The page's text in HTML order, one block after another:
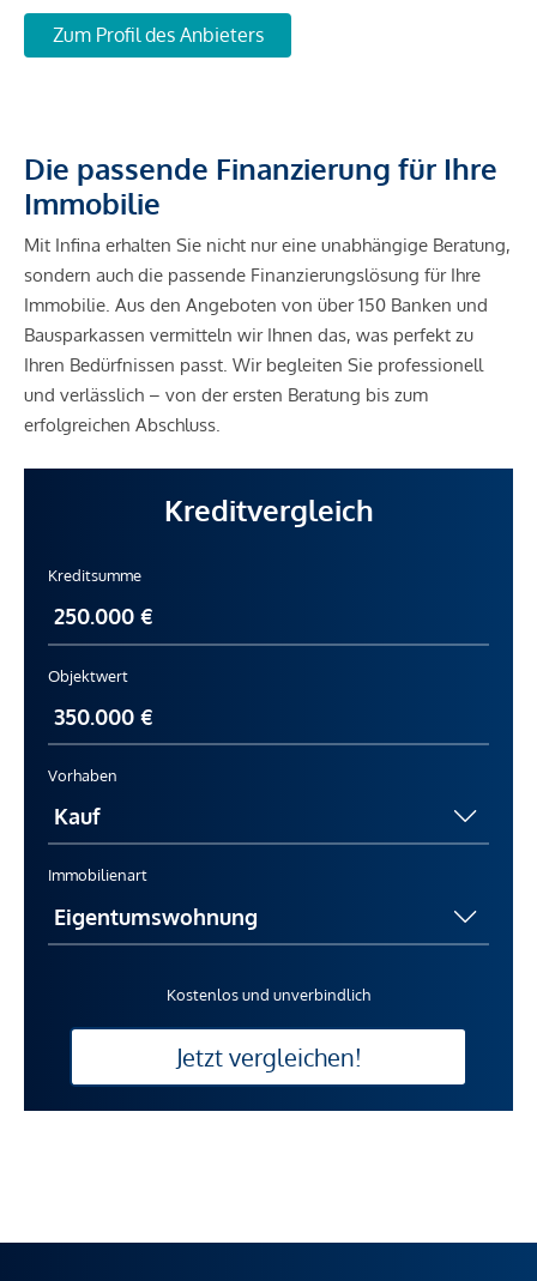
Zum Profil des Anbieters
Die passende Finanzierung für Ihre
Immobilie
Mit Infina erhalten Sie nicht nur eine unabhängige Beratung,
sondern auch die passende Finanzierungslösung für Ihre
Immobilie. Aus den Angeboten von über 150 Banken und
Bausparkassen vermitteln wir Ihnen das, was perfekt zu
Ihren Bedürfnissen passt. Wir begleiten Sie professionell
und verlässlich – von der ersten Beratung bis zum
erfolgreichen Abschluss.
Kreditvergleich
Kreditsumme
Objektwert
Vorhaben
Immobilienart
Kostenlos und unverbindlich
Jetzt vergleichen!